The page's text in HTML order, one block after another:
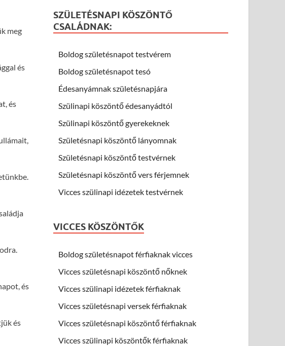
meg
és
és
és
és
SZÜLETÉSNAPI KÖSZÖNTŐ
CSALÁDNAK:
Boldog születésnapot testvérem
Boldog születésnapot tesó
Édesanyámnak születésnapjára
Szülinapi köszöntő édesanyádtól
Szülinapi köszöntő gyerekeknek
Születésnapi köszöntő lányomnak
Születésnapi köszöntő testvérnek
Születésnapi köszöntő vers férjemnek
Vicces szülinapi idézetek testvérnek
VICCES KÖSZÖNTŐK
Boldog születésnapot férfiaknak vicces
Vicces születésnapi köszöntő nőknek
Vicces szülinapi idézetek férfiaknak
Vicces születésnapi versek férfiaknak
Vicces születésnapi köszöntő férfiaknak
Vicces szülinapi köszöntők férfiaknak